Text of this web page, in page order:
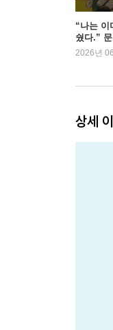
“나는 이
쉈다.”
과녁, 그
2026년
상세